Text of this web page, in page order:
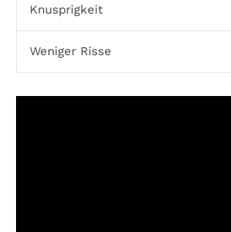
Knusprigkeit
Weniger Risse